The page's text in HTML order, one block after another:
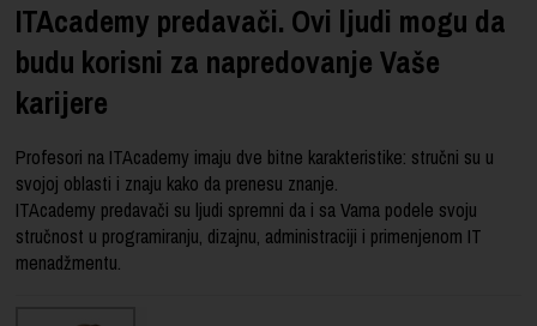
ITAcademy predavači. Ovi ljudi mogu da
budu korisni za napredovanje Vaše
karijere
Profesori na ITAcademy imaju dve bitne karakteristike: stručni su u
svojoj oblasti i znaju kako da prenesu znanje.
ITAcademy predavači su ljudi spremni da i sa Vama podele svoju
stručnost u programiranju, dizajnu, administraciji i primenjenom IT
menadžmentu.